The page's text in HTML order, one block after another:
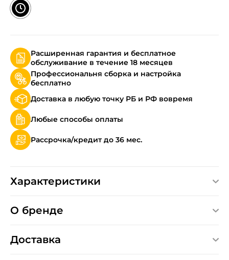
Расширенная гарантия и бесплатное
обслуживание в течение 18 месяцев
Профессиональня сборка и настройка
бесплатно
Доставка в любую точку РБ и РФ вовремя
Любые способы оплаты
Рассрочка/кредит до 36 мес.
Характеристики
О бренде
Доставка